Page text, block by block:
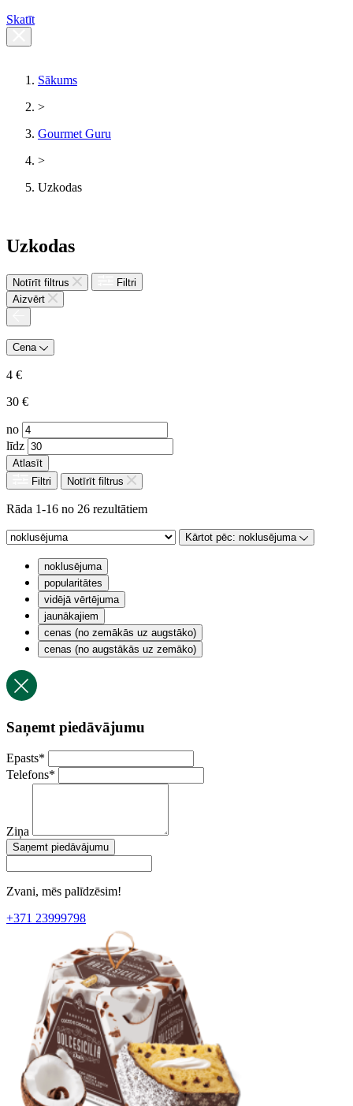
Skatīt
Sākums
>
Gourmet Guru
>
Uzkodas
Uzkodas
Notīrīt filtrus
Filtri
Aizvērt
Cena
4 €
30 €
no
līdz
Atlasīt
Filtri
Notīrīt filtrus
Rāda 1-16 no 26 rezultātiem
Kārtot pēc: noklusējuma
noklusējuma
popularitātes
vidējā vērtējuma
jaunākajiem
cenas (no zemākās uz augstāko)
cenas (no augstākās uz zemāko)
Saņemt piedāvājumu
Epasts*
Telefons*
Ziņa
Saņemt piedāvājumu
Zvani, mēs palīdzēsim!
+371 23999798